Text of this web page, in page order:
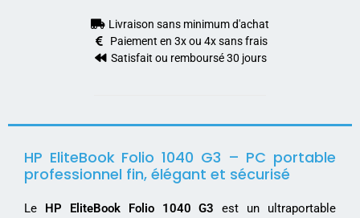
Livraison sans minimum d'achat
Paiement en 3x ou 4x sans frais
Satisfait ou remboursé 30 jours
HP EliteBook Folio 1040 G3 – PC portable
professionnel fin, élégant et sécurisé
Le HP EliteBook Folio 1040 G3 est un ultraportable